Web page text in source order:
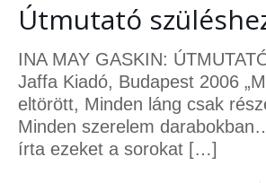
Útmutató
INA MAY GASKIN:
Jaffa Kiadó, Budapest 2006
eltörött, Minden láng csak
Minden szerelem
írta ezeket a sorokat […]